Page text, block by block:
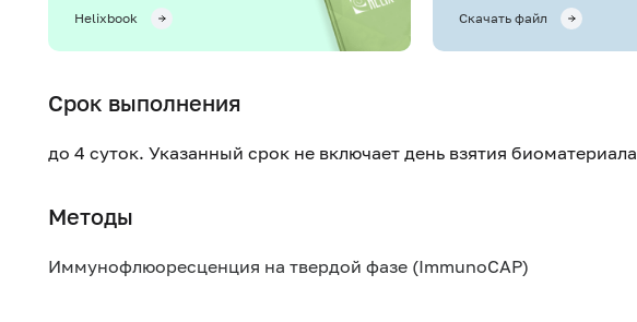
Helixbook Скачать файл
Срок выполнения
до 4 суток. Указанный срок не включает день взятия биоматериала
Методы
Иммунофлюоресценция на твердой фазе (ImmunoCAP)